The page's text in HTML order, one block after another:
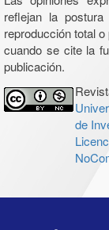
reflejan la
reproducción total
cuando se cite la
publicación.
de